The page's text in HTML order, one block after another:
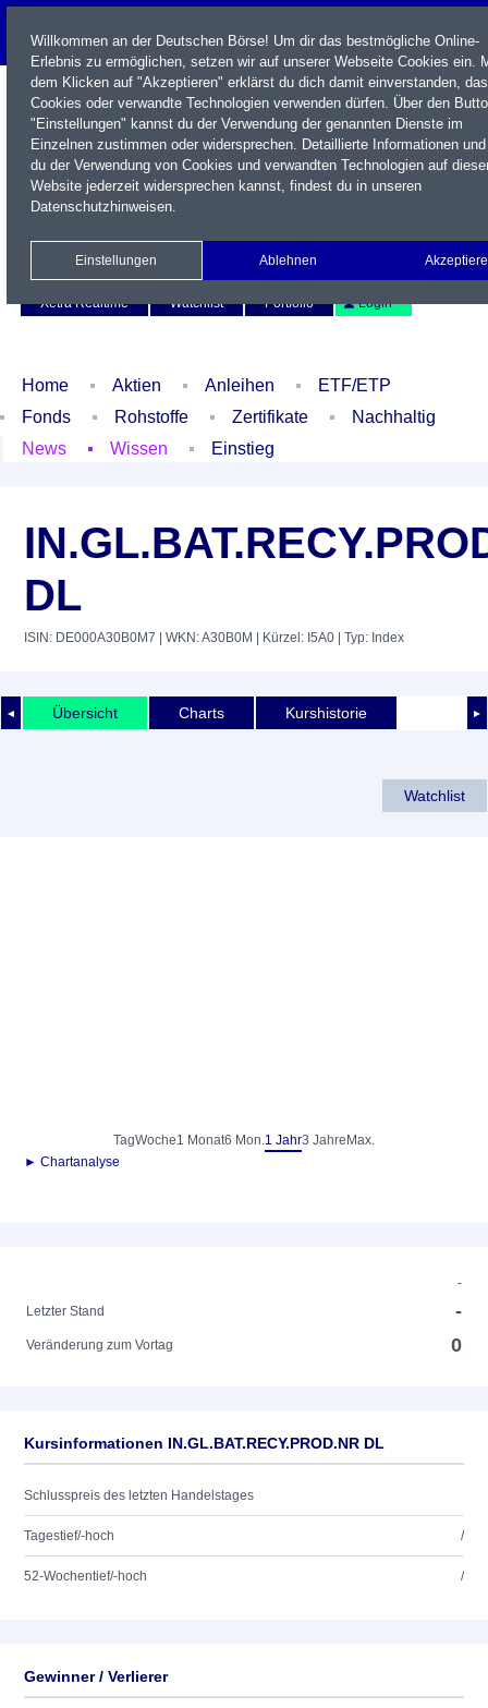
Name / WKN / ISIN / Kürzel
Xetra Realtime
Watchlist Portfolio Login
Home Aktien Anleihen
ETF/ETP
Fonds
Rohstoffe Zertifikate
Nachhaltig
News
Wissen Einstieg
DL
ISIN: DE000A30B0M7 | WKN: A30B0M | Kürzel: I5A0 | Typ: Index
◄ ►
Übersicht Charts Kurshistorie
Watchlist
TagWoche1 Monat6 Mon.1 Jahr3 Jahre Max.
► Chartanalyse
-
Letzter Stand
-
Veränderung zum Vortag 0
Kursinformationen IN.GL.BAT.RECY.PROD.NR DL
Schlusspreis des letzten Handelstages
Tagestief/-hoch /
52-Wochentief/-hoch /
Gewinner / Verlierer
Willkommen an der Deutschen Börse! Um dir das bestmögliche Online-
Erlebnis zu ermöglichen, setzen wir auf unserer Webseite Cookies ein.
dem Klicken auf "Akzeptieren" erklärst du dich damit einverstanden,
Cookies oder verwandte Technologien verwenden dürfen. Über den
"Einstellungen" kannst du der Verwendung der genannten Dienste im
Einzelnen zustimmen oder widersprechen. Detaillierte Informationen
du der Verwendung von Cookies und verwandten Technologien auf
Website jederzeit widersprechen kannst, findest du in unseren
Datenschutzhinweisen.
Einstellungen Ablehnen